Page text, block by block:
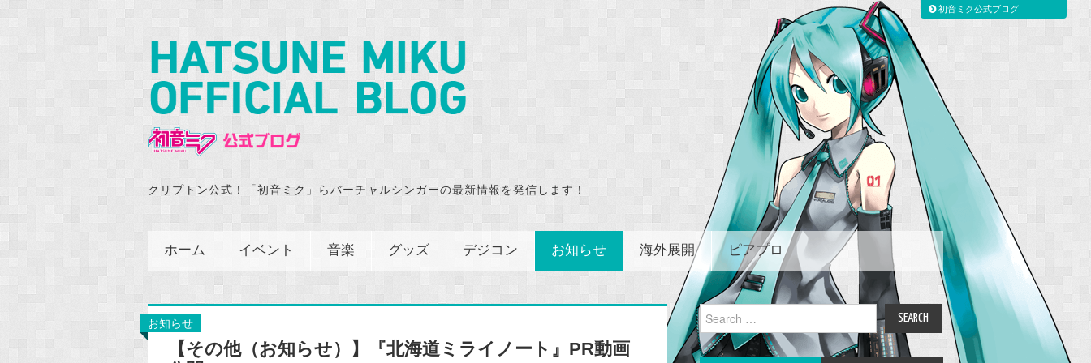
クリプトン公式！「初音ミク」らバーチャルシンガーの最新情報を発信します！
ホーム イベント 音楽 グッズ デジコン お知らせ 海外展開 ピアプロ
お知らせ
【その他（お知らせ）】『北海道ミライノート』PR動画
Search
for:
初音ミク公式ブログ